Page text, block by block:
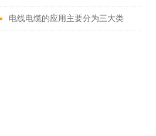
电线电缆的应用主要分为三大类